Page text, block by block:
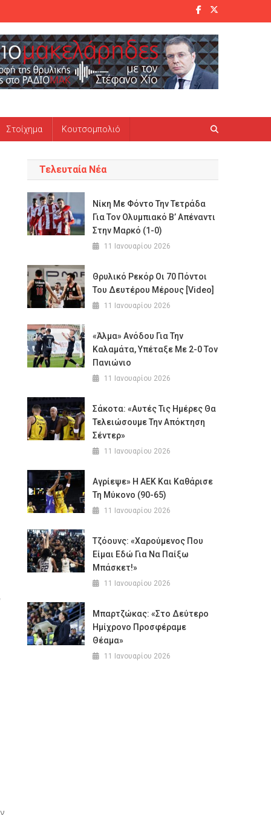
Στοίχημα Κουτσομπολιό
Τελευταία Νέα
Νίκη Με Φόντο Την Τετράδα
Για Τον Ολυμπιακό Β’ Απέναντι
Στην Μαρκό (1-0)
11 Ιανουαρίου 2026
Θρυλικό Ρεκόρ Οι 70 Πόντοι
Του Δευτέρου Μέρους [Video]
11 Ιανουαρίου 2026
«Άλμα» Ανόδου Για Την
Καλαμάτα, Υπέταξε Με 2-0 Τον
Πανιώνιο
11 Ιανουαρίου 2026
Σάκοτα: «Αυτές Τις Ημέρες Θα
Τελειώσουμε Την Απόκτηση
Σέντερ»
11 Ιανουαρίου 2026
Αγρίεψε» Η ΑΕΚ Και Καθάρισε
Τη Μύκονο (90-65)
11 Ιανουαρίου 2026
Τζόουνς: «Χαρούμενος Που
Είμαι Εδώ Για Να Παίξω
Μπάσκετ!»
11 Ιανουαρίου 2026
Μπαρτζώκας: «Στο Δεύτερο
Ημίχρονο Προσφέραμε
Θέαμα»
11 Ιανουαρίου 2026